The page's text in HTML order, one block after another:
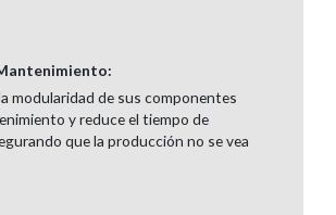
modularidad de sus componentes
y reduce el tiempo de
que la producción no se vea